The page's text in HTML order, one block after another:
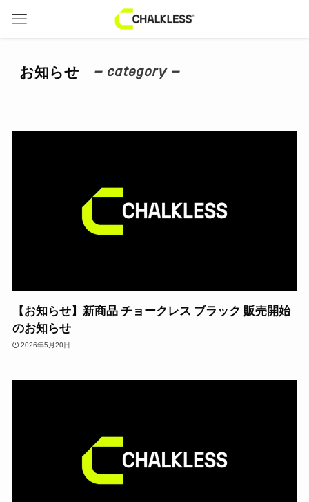
お知らせ – category –
【お知らせ】新商品 チョークレス ブラック 販売開始
のお知らせ
2026年5月20日